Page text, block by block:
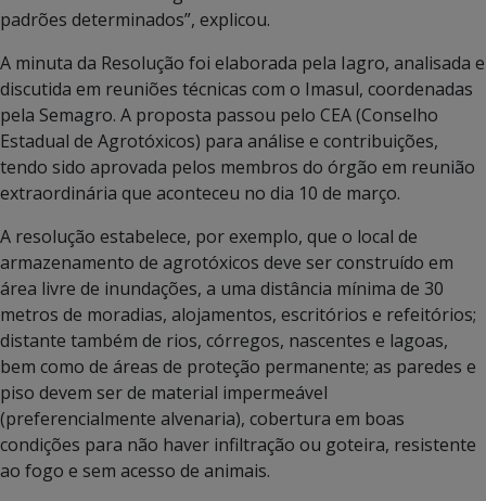
padrões determinados”, explicou.
A minuta da Resolução foi elaborada pela Iagro, analisada e
discutida em reuniões técnicas com o Imasul, coordenadas
pela Semagro. A proposta passou pelo CEA (Conselho
Estadual de Agrotóxicos) para análise e contribuições,
tendo sido aprovada pelos membros do órgão em reunião
extraordinária que aconteceu no dia 10 de março.
A resolução estabelece, por exemplo, que o local de
armazenamento de agrotóxicos deve ser construído em
área livre de inundações, a uma distância mínima de 30
metros de moradias, alojamentos, escritórios e refeitórios;
distante também de rios, córregos, nascentes e lagoas,
bem como de áreas de proteção permanente; as paredes e
piso devem ser de material impermeável
(preferencialmente alvenaria), cobertura em boas
condições para não haver infiltração ou goteira, resistente
ao fogo e sem acesso de animais.